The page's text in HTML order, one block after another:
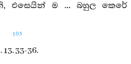
එසෙයින් ම ... බහුල කෙරේ
105
13. 33-36.